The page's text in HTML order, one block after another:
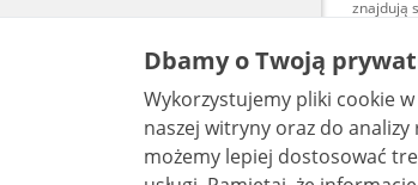
znajdują
Dbamy o Twoją
Wykorzystujemy pliki cookie
naszej witryny oraz do analizy
możemy lepiej dostosować